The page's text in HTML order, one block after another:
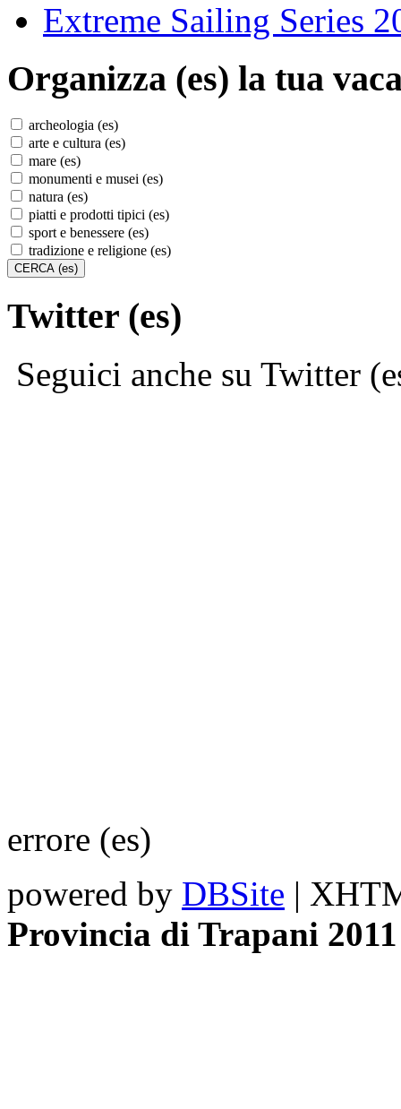
Extreme Sailing Series
Organizza (es) la tua
archeologia (es)
arte e cultura (es)
mare (es)
monumenti e musei (es)
natura (es)
piatti e prodotti tipici (es)
sport e benessere (es)
tradizione e religione (es)
Twitter (es)
Seguici anche su Twitter
errore (es)
powered by DBSite |
Provincia di Trapani 2011